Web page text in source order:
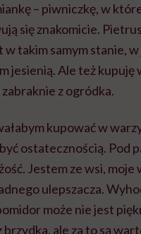
– piwniczkę, w
się znakomicie.
w takim samym stanie, w
jesienią. Ale też kupuję
z ogródka.
kupować w
ostatecznością. Pod
Jestem ze wsi,
ulepszacza.
może nie jest
ale za to są